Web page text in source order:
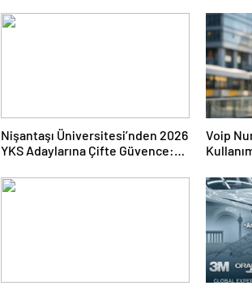
Nişantaşı Üniversitesi’nden 2026
YKS Adaylarına Çifte Güvence:
Voip